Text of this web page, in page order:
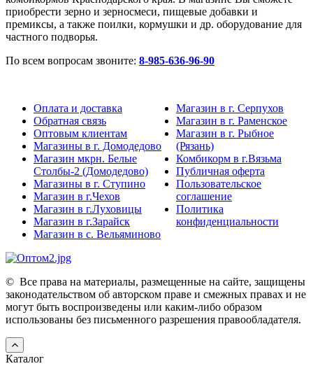
приобрести зерно и зерносмеси, пищевые добавки и
премиксы, а также поилки, кормушки и др. оборудование для
частного подворья.
По всем вопросам звоните: 8-985-636-96-90
Оплата и доставка
Обратная связь
Оптовым клиентам
Магазины в г. Домодедово
Магазин мкрн. Белые
Столбы-2 (Домодедово)
Магазины в г. Ступино
Магазин в г.Чехов
Магазин в г.Луховицы
Магазин в г.Зарайск
Магазин в с. Вельяминово
Магазин в г. Серпухов
Магазин в г. Раменское
Магазин в г. Рыбное
(Рязань)
Комбикорм в г.Вязьма
Публичная оферта
Пользовательское
соглашение
Политика
конфиденциальности
© Все права на материалы, размещенные на сайте, защищены
законодательством об авторском праве и смежных правах и не
могут быть воспроизведены или каким-либо образом
использованы без письменного разрешения правообладателя.
Каталог